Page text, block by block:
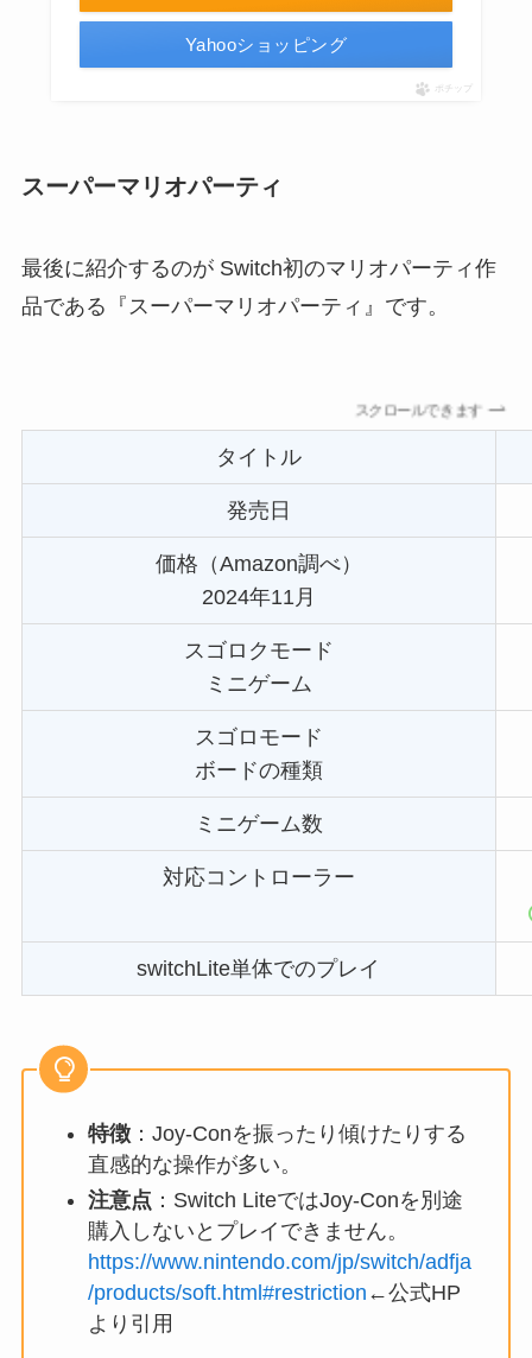
Yahooショッピング
ポチップ
スーパーマリオパーティ
最後に紹介するのが Switch初のマリオパーティ作
品である『スーパーマリオパーティ』です。
スクロールできます
タイトル
発売日
価格（Amazon調べ）
2024年11月
スゴロクモード
ミニゲーム
スゴロモード
ボードの種類
ミニゲーム数
対応コントローラー
switchLite単体でのプレイ
特徴：Joy-Conを振ったり傾けたりする
直感的な操作が多い。
注意点 ：Switch LiteではJoy-Conを別途
購入しないとプレイできません。
https://www.nintendo.com/jp/switch/adfja
/products/soft.html#restriction ←公式HP
より引用